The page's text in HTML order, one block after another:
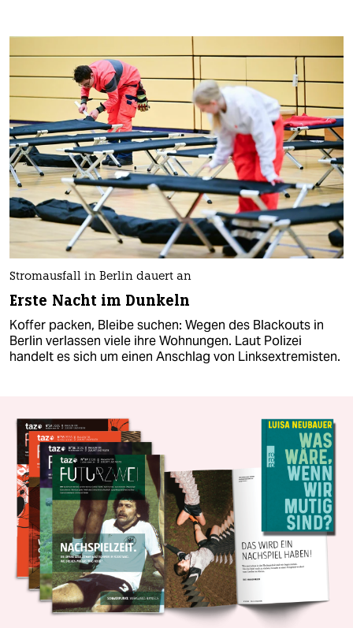
Stromausfall in Berlin dauert an
Erste Nacht im Dunkeln
Koffer packen, Bleibe suchen: Wegen des Blackouts in
Berlin verlassen viele ihre Wohnungen. Laut Polizei
handelt es sich um einen Anschlag von Linksextremisten.